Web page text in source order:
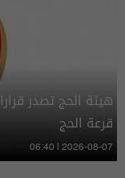
هيئة الحج تصدر
قرعة الحج
06:40 | 2026-08-07